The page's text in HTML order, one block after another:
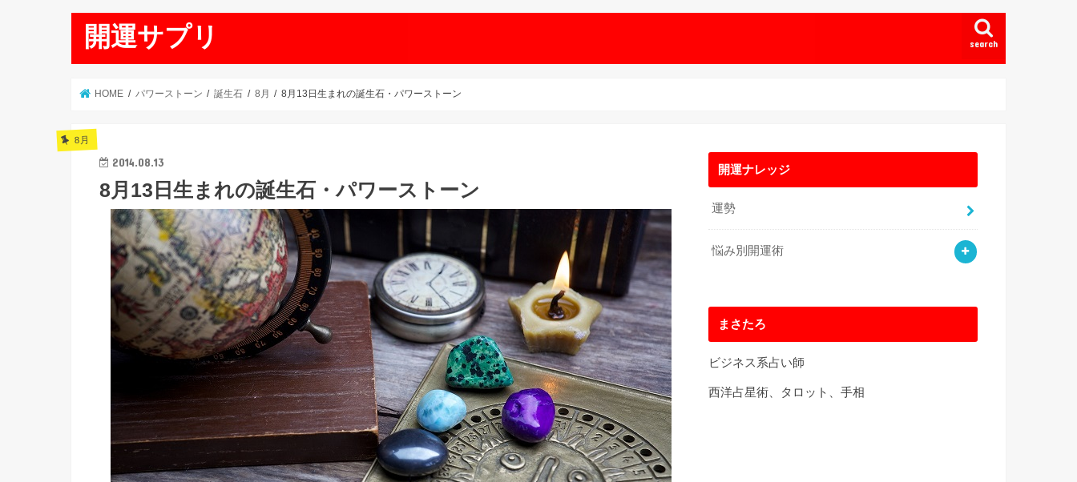
開運サプリ search
HOME パワーストーン 誕生石 8月 8月13日生まれの誕生石・パワーストーン
8月
2014.08.13
8月13日生まれの誕生石・パワーストーン
開運ナレッジ
運勢
悩み別開運術
まさたろ
ビジネス系占い師
西洋占星術、タロット、手相